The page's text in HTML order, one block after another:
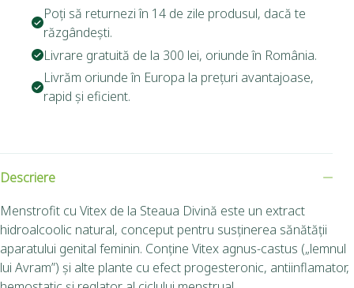
Poți să returnezi în 14 de zile produsul, dacă te
răzgândești.
Livrare gratuită de la 300 lei, oriunde în România.
Livrăm oriunde în Europa la prețuri avantajoase,
rapid și eficient.
Descriere
Menstrofit cu Vitex de la Steaua Divină este un extract
hidroalcoolic natural, conceput pentru susținerea sănătății
aparatului genital feminin. Conține Vitex agnus-castus („lemnul
lui Avram”) și alte plante cu efect progesteronic, antiinflamator,